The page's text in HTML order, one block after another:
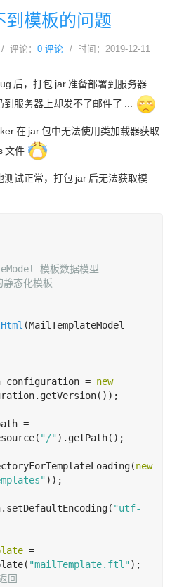
到模板的问题
/ 评论： 0 评论
/ 时间：2019-12-11
后，打包 jar准备部署到服务器
到服务器上却发不了邮件了
在 jar包中无法使用类加载器获取
文件
测试正常，打包 jar 后无法获取模
(MailTemplateModel
configuration =
new
"/").getPath();
new
));
"utf-
=
"mailTemplate.ftl");
回